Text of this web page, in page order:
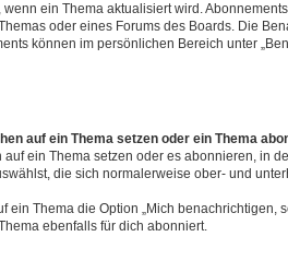
ein Thema aktualisiert wird.
oder eines Forums des Boards. Die
können im persönlichen Bereich unter
auf ein Thema setzen oder ein Thema
auf ein Thema setzen oder es abonnieren, in
die sich normalerweise ober- und
ein Thema die Option „Mich benachrichtigen,
ebenfalls für dich abonniert.